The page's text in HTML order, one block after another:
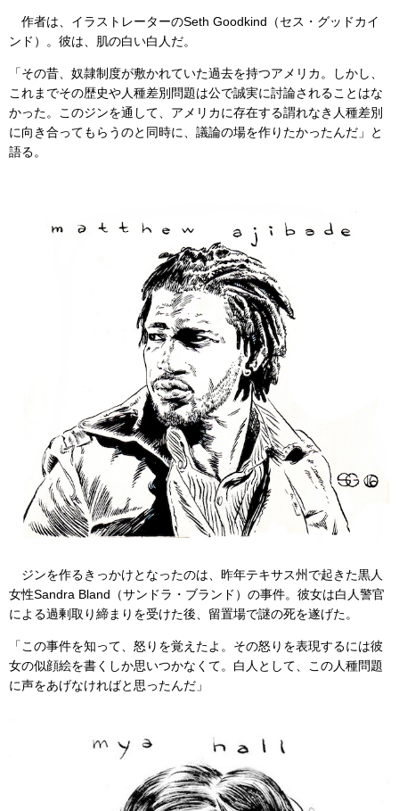
作者は、イラストレーターのSeth Goodkind（セス・グッドカイ
ンド）。彼は、肌の白い白人だ。
「その昔、奴隷制度が敷かれていた過去を持つアメリカ。しかし、
これまでその歴史や人種差別問題は公で誠実に討論されることはな
かった。このジンを通して、アメリカに存在する謂れなき人種差別
に向き合ってもらうのと同時に、議論の場を作りたかったんだ」と
語る。
ジンを作るきっかけとなったのは、昨年テキサス州で起きた黒人
女性Sandra Bland（サンドラ・ブランド）の事件。彼女は白人警官
による過剰取り締まりを受けた後、留置場で謎の死を遂げた。
「この事件を知って、怒りを覚えたよ。その怒りを表現するには彼
女の似顔絵を書くしか思いつかなくて。白人として、この人種問題
に声をあげなければと思ったんだ」